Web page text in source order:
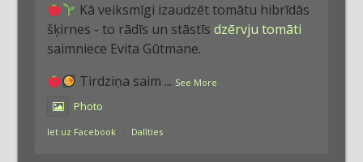
Kā veiksmīgi izaudzēt tomātu hibrīdās
šķirnes - to rādīs un stāstīs dzērvju tomāti
saimniece Evita Gūtmane.
Tirdziņa saim ... See More
Photo
Iet uz Facebook · Dalīties